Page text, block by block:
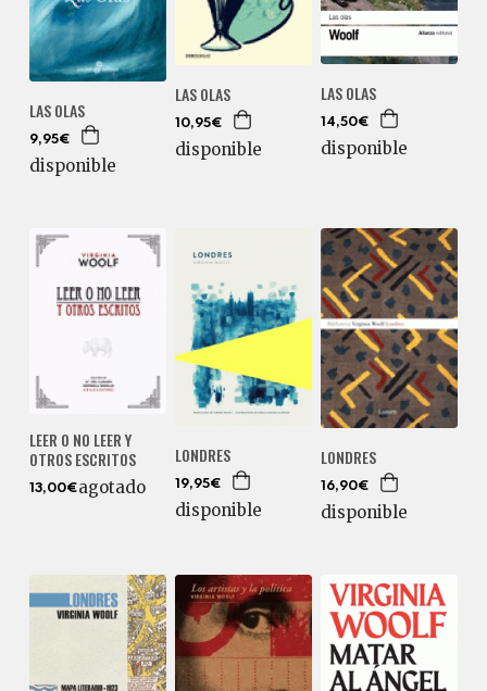
LAS OLAS
9,95€
disponible
LAS OLAS
10,95€
disponible
LAS OLAS
14,50€
disponible
LEER O NO LEER Y
OTROS ESCRITOS
13,00€agotado
LONDRES
19,95€
disponible
LONDRES
16,90€
disponible